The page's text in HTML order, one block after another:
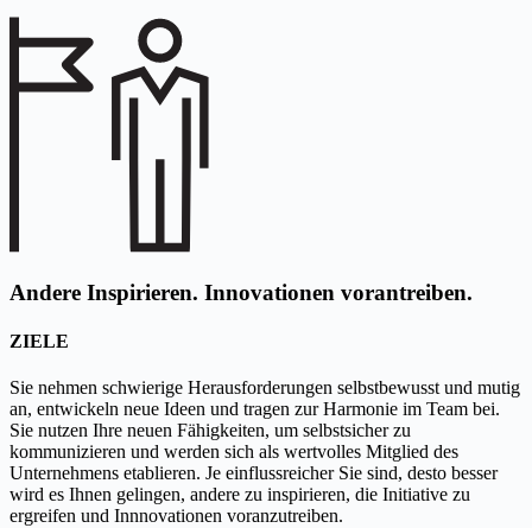
Andere Inspirieren. Innovationen vorantreiben.
ZIELE
Sie nehmen schwierige Herausforderungen selbstbewusst und mutig
an, entwickeln neue Ideen und tragen zur Harmonie im Team bei.
Sie nutzen Ihre neuen Fähigkeiten, um selbstsicher zu
kommunizieren und werden sich als wertvolles Mitglied des
Unternehmens etablieren. Je einflussreicher Sie sind, desto besser
wird es Ihnen gelingen, andere zu inspirieren, die Initiative zu
ergreifen und Innnovationen voranzutreiben.